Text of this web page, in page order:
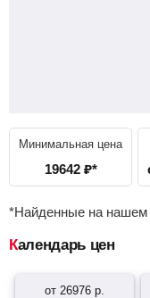
Минимальная цена
19642 ₽*
*Найденные на нашем
Календарь цен
от26976 р.